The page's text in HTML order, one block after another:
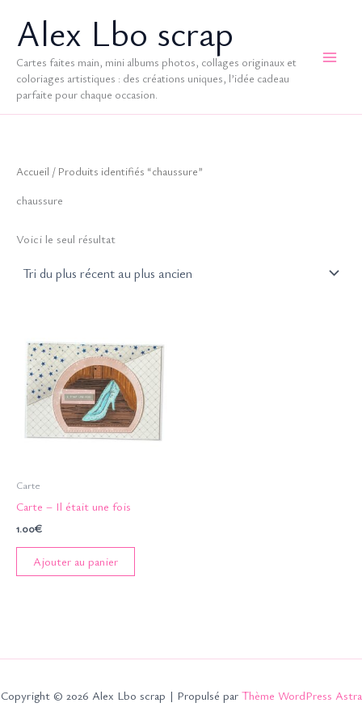
contenuAlex Lbo scrap
Cartes faites main, mini albums photos, collages originaux et
coloriages artistiques : des créations uniques, l’idée cadeau
parfaite pour chaque occasion.
Accueil / Produits identifiés “chaussure”
chaussure
Voici le seul résultat
Carte
Carte – Il était une fois
1.00€
Ajouter au panier
Copyright © 2026 Alex Lbo scrap | Propulsé par Thème WordPress Astra